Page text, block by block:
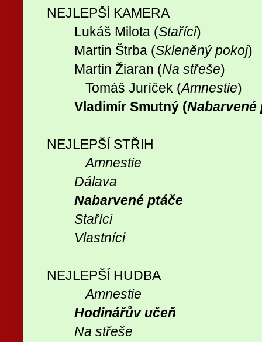
NEJLEPŠÍ KAMERA
Lukáš Milota (Staříci)
Martin Štrba (Skleněný pokoj)
Martin Žiaran (Na střeše)
Tomáš Juríček (Amnestie)
Vladimír Smutný (Nabarvené
NEJLEPŠÍ STŘIH
Amnestie
Dálava
Nabarvené ptáče
Staříci
Vlastníci
NEJLEPŠÍ HUDBA
Amnestie
Hodinářův učeň
Na střeše